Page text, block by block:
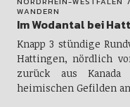
WANDERN
Im Wodantal bei
Knapp 3 stündige
Hattingen, nördlich
zurück aus
heimischen Gefilden